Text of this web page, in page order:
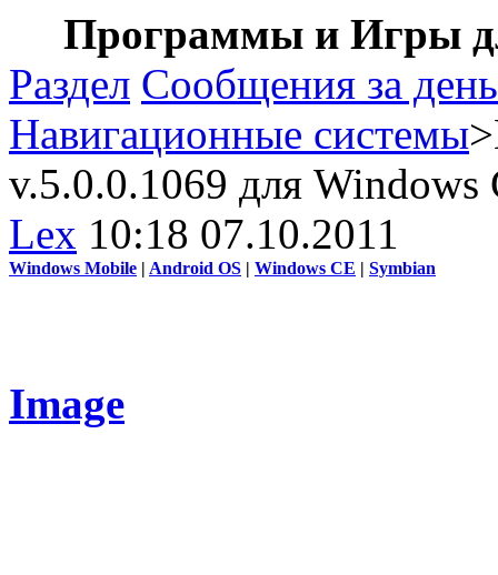
Программы и Игры
Раздел Сообщения за день
Навигационные системы
v.5.0.0.1069 для Windows
Lex 10:18 07.10.2011
Windows Mobile | Android OS | Windows CE | Symbian
Image